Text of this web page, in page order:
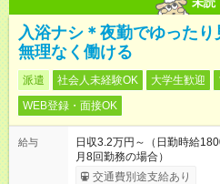
入浴ナシ＊夜勤でゆった
無理なく働ける
派遣 社会人未経験OK 大学生歓迎
WEB登録・面接OK
給与
日収3.2万円～（日勤時給
月8回勤務の場合）
交通費別途支給あり